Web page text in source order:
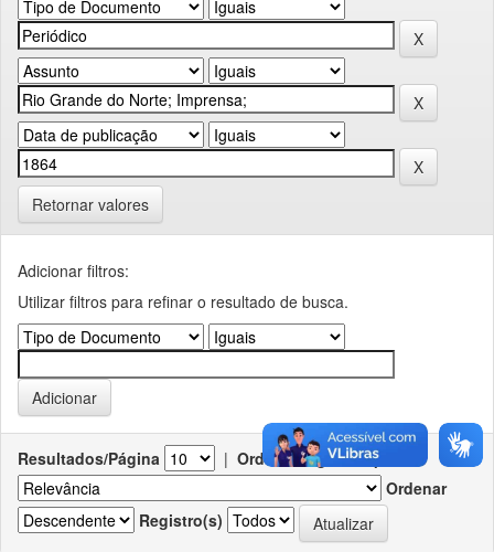
Retornar valores
Adicionar filtros:
Utilizar filtros para refinar o resultado de busca.
Resultados/Página | Ordenar registros por
Ordenar
Registro(s)